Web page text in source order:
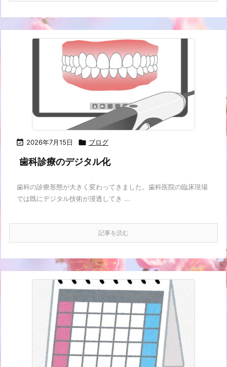
 2026年7月15日  ブログ
歯科診療のデジタル化
歯科の診療形態が大きく変わってきました。歯科医院の臨床現場
では既にデジタル技術が浸透してき ...
記事を読む